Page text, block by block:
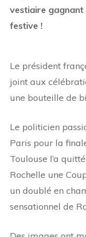
vestiaire gagnant
festive !
Le président
joint aux
une bouteille de
Le politicien
Paris pour la
Toulouse l’a
Rochelle une
un doublé en
sensationnel de